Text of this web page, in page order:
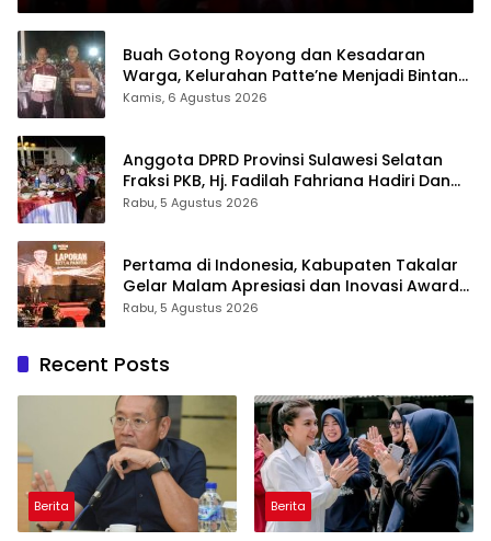
Buah Gotong Royong dan Kesadaran
Warga, Kelurahan Patte’ne Menjadi Bintang
Takalar Award 2026
Kamis, 6 Agustus 2026
Anggota DPRD Provinsi Sulawesi Selatan
Fraksi PKB, Hj. Fadilah Fahriana Hadiri Dan
Beri Apresiasi : Takalar Menyalakan Lentera
Rabu, 5 Agustus 2026
Pertama di Indonesia, Kabupaten Takalar
Gelar Malam Apresiasi dan Inovasi Award
2026: Panggung Penghargaan bagi
Rabu, 5 Agustus 2026
Recent Posts
Berita Berita